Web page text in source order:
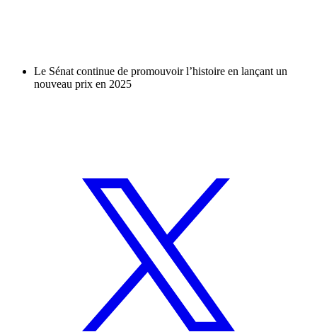
Le Sénat continue de promouvoir l’histoire en lançant un
nouveau prix en 2025